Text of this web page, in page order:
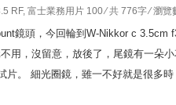
RF, 富士業務用片 100⁄ 共 776字 ⁄ 瀏
鏡頭，今回輪到W-Nikkor c 3.5cm
用，沒留意，放後了，尾鏡有一朵
片。 細光圈鏡，雖一不好就是很多